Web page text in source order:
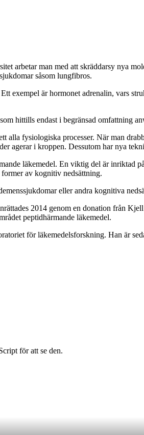
arbetar man med att skräddarsy nya
såsom lungfibros.
exempel är hormonet adrenalin, vars
hittills endast i begränsad omfattning
alla fysiologiska processer. När man
agerar i kroppen. Dessutom har nya
läkemedel. En viktig del är inriktad
av kognitiv nedsättning.
eller andra kognitiva
2014 genom en donation från
peptidhärmande läkemedel.
för läkemedelsforskning. Han är
för att se den.